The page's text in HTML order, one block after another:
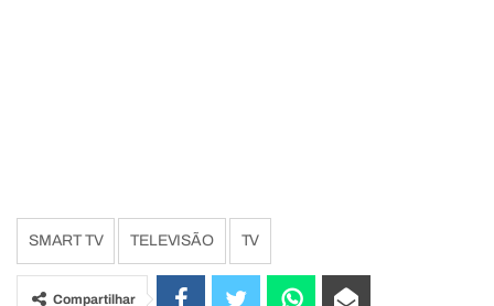
SMART TV TELEVISÃO TV
Compartilhar